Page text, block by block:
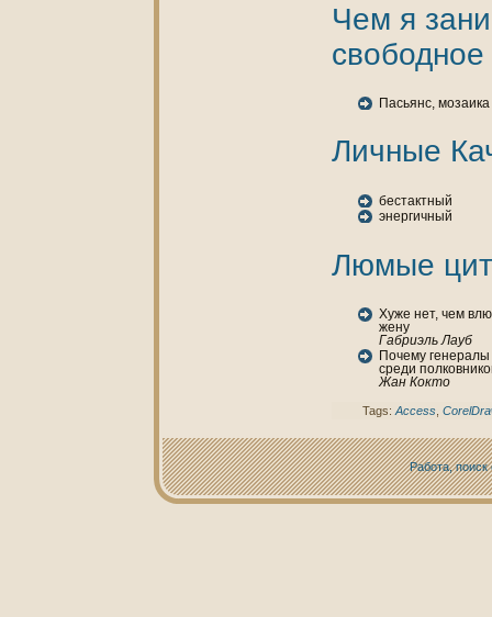
Чем я
Пасьянс, мозаика
Личные
бестактный
энергичный
Люмые
Хуже нет, чем
жену
Габриэль Лауб
Почему
среди
Жан Кокто
Tags: Access,
Работа, поиск